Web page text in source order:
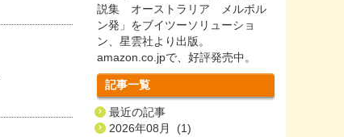
説集 オーストラリア メルボル
ン発」をブイツーソリューショ
ン、星雲社より出版。
amazon.co.jpで、好評発売中。
記事一覧
最近の記事
2026年08月 (1)